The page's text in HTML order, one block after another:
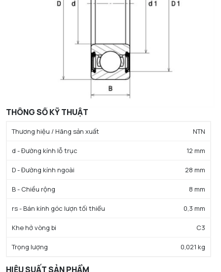
THÔNG SỐ KỸ THUẬT
Thương hiệu / Hãng sản xuất NTN
d - Đường kính lỗ trục 12 mm
D - Đường kính ngoài 28 mm
B - Chiều rộng 8 mm
rs - Bán kính góc lượn tối thiểu 0,3 mm
Khe hở vòng bi C3
Trọng lượng 0,021 kg
HIỆU SUẤT SẢN PHẨM